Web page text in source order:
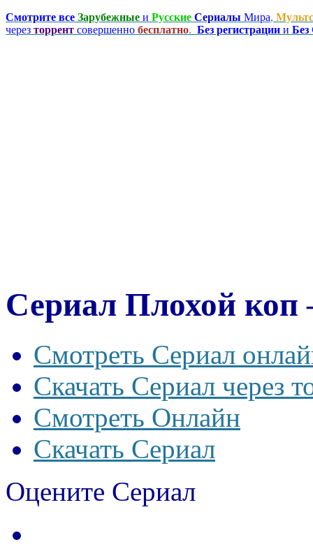
Смотрите все Зарубежные и Русские Сериалы Мира,
через торрент совершенно бесплатно. Без регистрации и
Сериал Плохой
Смотреть Сериал
Скачать Сериал через
Смотреть Онлайн
Скачать Сериал
Оцените Сериал